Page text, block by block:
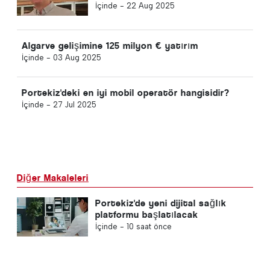
İçinde - 22 Aug 2025
Algarve gelişimine 125 milyon € yatırım
İçinde - 03 Aug 2025
Portekiz'deki en iyi mobil operatör hangisidir?
İçinde - 27 Jul 2025
Diğer Makaleleri
Portekiz'de yeni dijital sağlık
platformu başlatılacak
İçinde - 10 saat önce